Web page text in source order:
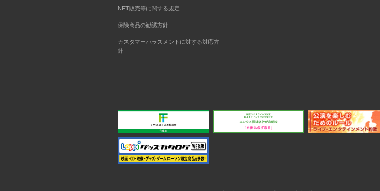
NFT販売等に関する規定
保険商品の勧誘方針
カスタマーハラスメントに対する対応方
針